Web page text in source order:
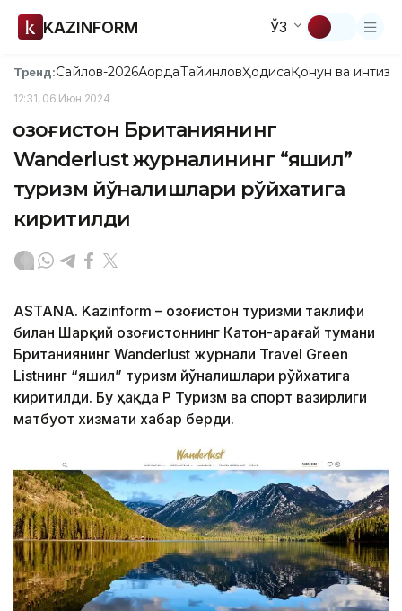
KAZINFORM ЎЗ
Тренд:Сайлов-2026АқордаТайинловҲодисаҚонун ва
12:31, 06 Июн 2024
Қозоғистон Британиянинг
Wanderlust журналининг “яшил”
туризм йўналишлари рўйхатига
киритилди
ASTANA. Kazinform – Қозоғистон туризми таклифи
билан Шарқий Қозоғистоннинг Катон-Қарағай тумани
Британиянинг Wanderlust журнали Travel Green
Listнинг “яшил” туризм йўналишлари рўйхатига
киритилди. Бу ҳақда ҚР Туризм ва спорт вазирлиги
матбуот хизмати хабар берди.